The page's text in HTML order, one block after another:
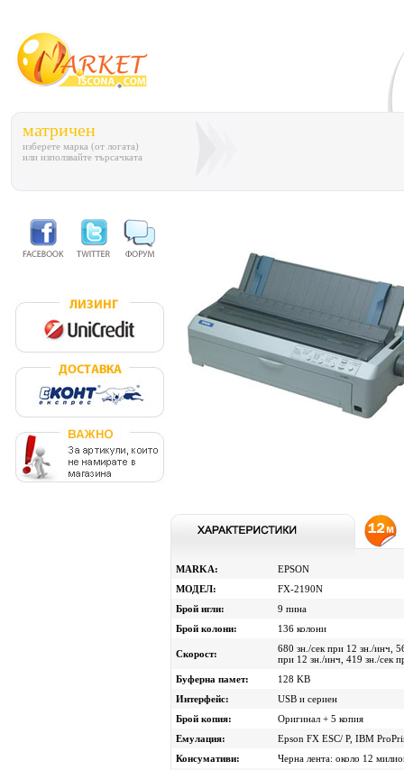
матричен
изберете марка (от логата)
или използвайте търсачката
MARKA:
EPSON
МОДЕЛ:
FX-2190N
Брой игли:
9 пина
Брой колони:
136 колони
Скорост:
680 зн./сек при 12 зн./инч,
при 12 зн./инч, 419 зн./сек
Буферна памет:
128 KB
Интерфейс:
USB и сериен
Брой копия:
Оригинал + 5 копия
Емулация:
Epson FX ESC/ P, IBM
Консумативи:
Черна лента: около 12